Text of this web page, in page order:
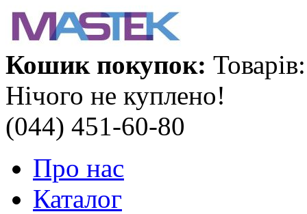
Кошик покупок:
Нічого не куплено!
(044) 451-60-80
Про нас
Каталог